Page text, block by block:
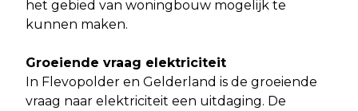
het gebied van woningbouw mogelijk te
kunnen maken.
Groeiende vraag elektriciteit
In Flevopolder en Gelderland is de groeiende
vraag naar elektriciteit een uitdaging. De